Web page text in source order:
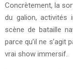
Concrètement, la
du galion, activités
scène de bataille
parce qu’il ne s’agit
vrai show immersif.